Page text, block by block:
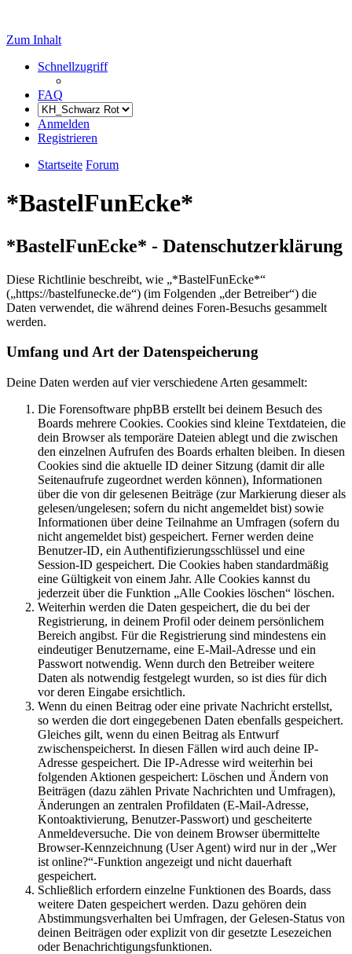
Zum Inhalt
Schnellzugriff
FAQ
Anmelden
Registrieren
Startseite Forum
*BastelFunEcke*
*BastelFunEcke* - Datenschutzerklärung
Diese Richtlinie beschreibt, wie „*BastelFunEcke*“
(„https://bastelfunecke.de“) (im Folgenden „der Betreiber“) die
Daten verwendet, die während deines Foren-Besuchs gesammelt
werden.
Umfang und Art der Datenspeicherung
Deine Daten werden auf vier verschiedene Arten gesammelt:
Die Forensoftware phpBB erstellt bei deinem Besuch des
Boards mehrere Cookies. Cookies sind kleine Textdateien, die
dein Browser als temporäre Dateien ablegt und die zwischen
den einzelnen Aufrufen des Boards erhalten bleiben. In diesen
Cookies sind die aktuelle ID deiner Sitzung (damit dir alle
Seitenaufrufe zugeordnet werden können), Informationen
über die von dir gelesenen Beiträge (zur Markierung dieser als
gelesen/ungelesen; sofern du nicht angemeldet bist) sowie
Informationen über deine Teilnahme an Umfragen (sofern du
nicht angemeldet bist) gespeichert. Ferner werden deine
Benutzer-ID, ein Authentifizierungsschlüssel und eine
Session-ID gespeichert. Die Cookies haben standardmäßig
eine Gültigkeit von einem Jahr. Alle Cookies kannst du
jederzeit über die Funktion „Alle Cookies löschen“ löschen.
Weiterhin werden die Daten gespeichert, die du bei der
Registrierung, in deinem Profil oder deinem persönlichem
Bereich angibst. Für die Registrierung sind mindestens ein
eindeutiger Benutzername, eine E-Mail-Adresse und ein
Passwort notwendig. Wenn durch den Betreiber weitere
Daten als notwendig festgelegt wurden, so ist dies für dich
vor deren Eingabe ersichtlich.
Wenn du einen Beitrag oder eine private Nachricht erstellst,
so werden die dort eingegebenen Daten ebenfalls gespeichert.
Gleiches gilt, wenn du einen Beitrag als Entwurf
zwischenspeicherst. In diesen Fällen wird auch deine IP-
Adresse gespeichert. Die IP-Adresse wird weiterhin bei
folgenden Aktionen gespeichert: Löschen und Ändern von
Beiträgen (dazu zählen Private Nachrichten und Umfragen),
Änderungen an zentralen Profildaten (E-Mail-Adresse,
Kontoaktivierung, Benutzer-Passwort) und gescheiterte
Anmeldeversuche. Die von deinem Browser übermittelte
Browser-Kennzeichnung (User Agent) wird nur in der „Wer
ist online?“-Funktion angezeigt und nicht dauerhaft
gespeichert.
Schließlich erfordern einzelne Funktionen des Boards, dass
weitere Daten gespeichert werden. Dazu gehören dein
Abstimmungsverhalten bei Umfragen, der Gelesen-Status von
deinen Beiträgen oder explizit von dir gesetzte Lesezeichen
oder Benachrichtigungsfunktionen.